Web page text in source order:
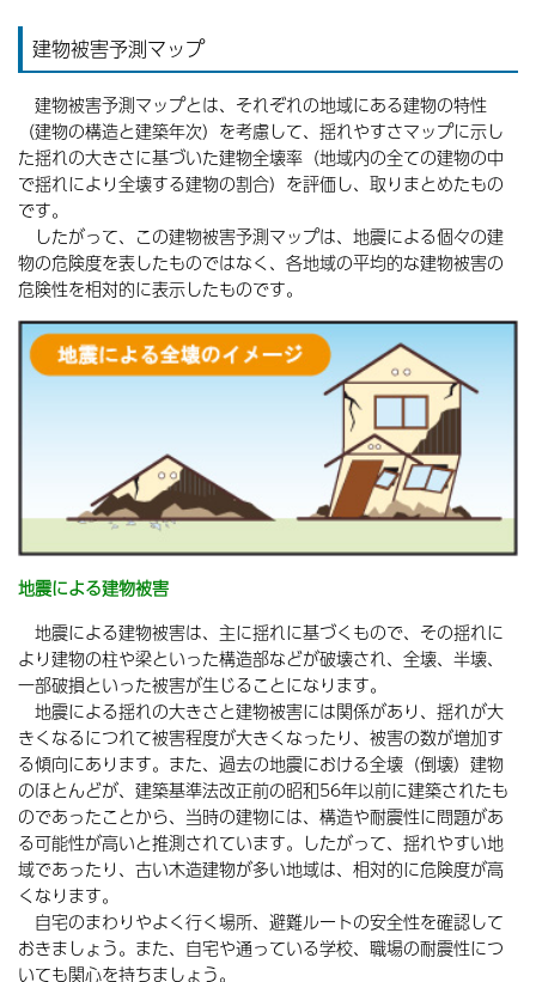
建物被害予測マップ
建物被害予測マップとは、それぞれの地域にある建物の特性
（建物の構造と建築年次）を考慮して、揺れやすさマップに示し
た揺れの大きさに基づいた建物全壊率（地域内の全ての建物の中
で揺れにより全壊する建物の割合）を評価し、取りまとめたもの
です。
したがって、この建物被害予測マップは、地震による個々の建
物の危険度を表したものではなく、各地域の平均的な建物被害の
危険性を相対的に表示したものです。
地震による建物被害
地震による建物被害は、主に揺れに基づくもので、その揺れに
より建物の柱や梁といった構造部などが破壊され、全壊、半壊、
一部破損といった被害が生じることになります。
地震による揺れの大きさと建物被害には関係があり、揺れが大
きくなるにつれて被害程度が大きくなったり、被害の数が増加す
る傾向にあります。また、過去の地震における全壊（倒壊）建物
のほとんどが、建築基準法改正前の昭和56年以前に建築されたも
のであったことから、当時の建物には、構造や耐震性に問題があ
る可能性が高いと推測されています。したがって、揺れやすい地
域であったり、古い木造建物が多い地域は、相対的に危険度が高
くなります。
自宅のまわりやよく行く場所、避難ルートの安全性を確認して
おきましょう。また、自宅や通っている学校、職場の耐震性につ
いても関心を持ちましょう。